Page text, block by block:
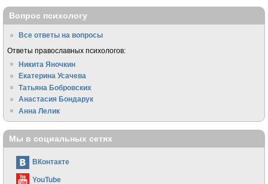
Вопрос психологу
Все ответы на вопросы
Ответы православных психологов:
Никита Яночкин
Екатерина Усачева
Татьяна Бобровских
Анастасия Бондарук
Анна Лелик
Мы в социальных сетях
ВКонтакте
YouTube